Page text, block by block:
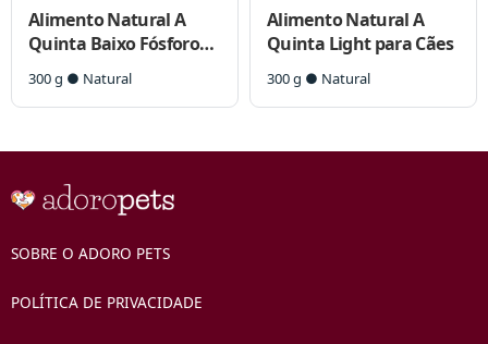
Alimento Natural A
Quinta Baixo Fósforo
para Cães
300 g ● Natural
Alimento Natural A
Quinta Light para Cães
300 g ● Natural
SOBRE O ADORO PETS
POLÍTICA DE PRIVACIDADE